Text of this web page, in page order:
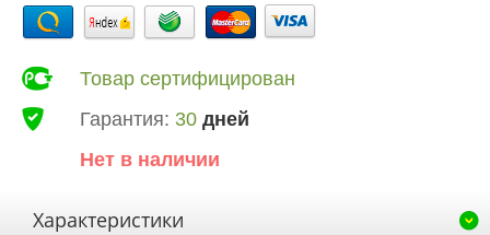
Товар сертифицирован
Гарантия: 30 дней
Нет в наличии
Характеристики